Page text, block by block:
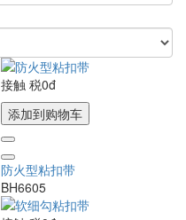
接触 税0đ
添加到购物车
防火型粘扣带
BH6605